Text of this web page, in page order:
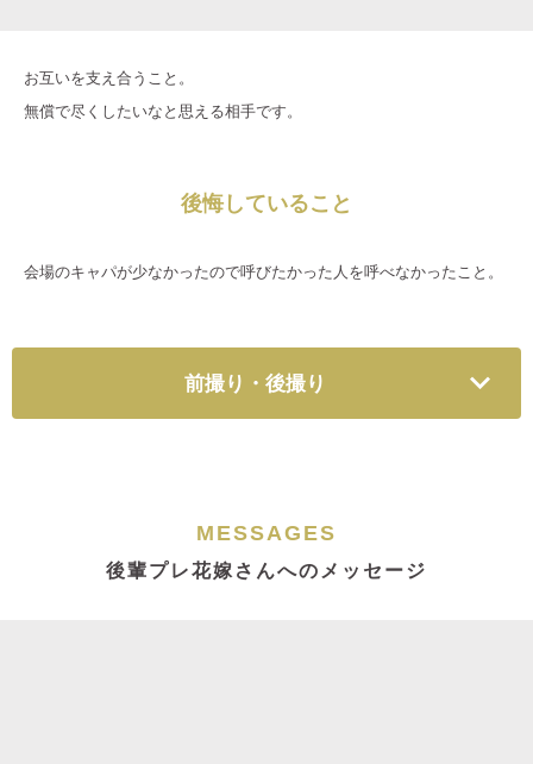
お互いを支え合うこと。
無償で尽くしたいなと思える相手です。
後悔していること
会場のキャパが少なかったので呼びたかった人を呼べなかったこと。
前撮り・後撮り
MESSAGES
後輩プレ花嫁さんへのメッセージ